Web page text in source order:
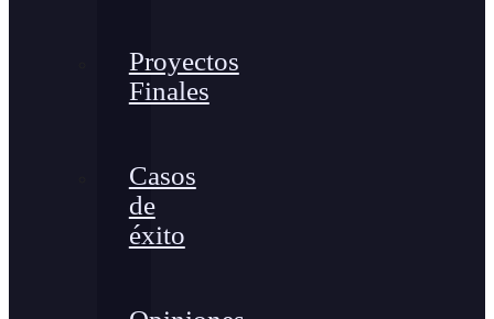
Proyectos
Finales
Casos
de
éxito